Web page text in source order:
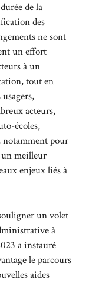
de la
des
ne sont
un effort
à un
tout en
acteurs,
écoles,
pour
un meilleur
enjeux liés à
un volet
à
a instauré
le parcours
aides